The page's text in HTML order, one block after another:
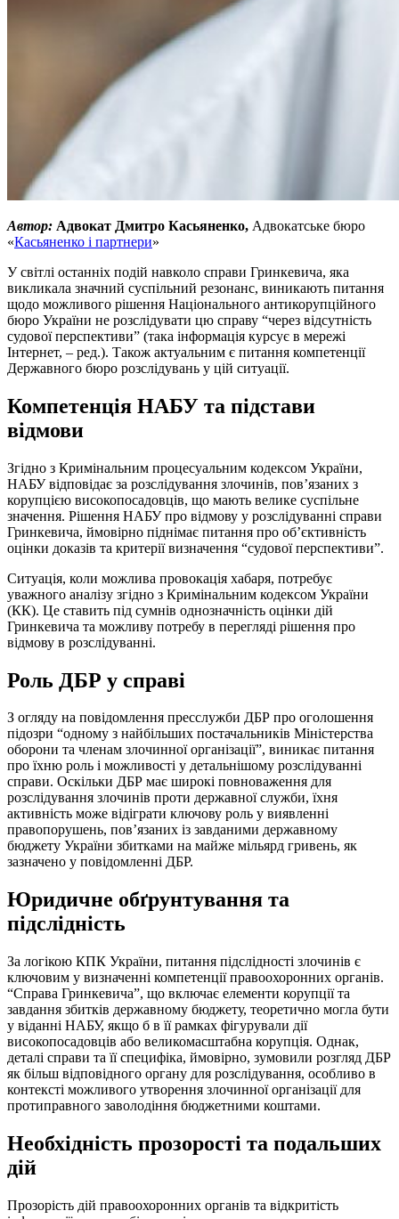
Автор: Адвокат Дмитро Касьяненко, Адвокатське бюро
«Касьяненко і партнери»
У світлі останніх подій навколо справи Гринкевича, яка
викликала значний суспільний резонанс, виникають питання
щодо можливого рішення Національного антикорупційного
бюро України не розслідувати цю справу “через відсутність
судової перспективи” (така інформація курсує в мережі
Інтернет, – ред.). Також актуальним є питання компетенції
Державного бюро розслідувань у цій ситуації.
Компетенція НАБУ та підстави
відмови
Згідно з Кримінальним процесуальним кодексом України,
НАБУ відповідає за розслідування злочинів, пов’язаних з
корупцією високопосадовців, що мають велике суспільне
значення. Рішення НАБУ про відмову у розслідуванні справи
Гринкевича, ймовірно піднімає питання про об’єктивність
оцінки доказів та критерії визначення “судової перспективи”.
Ситуація, коли можлива провокація хабаря, потребує
уважного аналізу згідно з Кримінальним кодексом України
(КК). Це ставить під сумнів однозначність оцінки дій
Гринкевича та можливу потребу в перегляді рішення про
відмову в розслідуванні.
Роль ДБР у справі
З огляду на повідомлення пресслужби ДБР про оголошення
підозри “одному з найбільших постачальників Міністерства
оборони та членам злочинної організації”, виникає питання
про їхню роль і можливості у детальнішому розслідуванні
справи. Оскільки ДБР має широкі повноваження для
розслідування злочинів проти державної служби, їхня
активність може відіграти ключову роль у виявленні
правопорушень, пов’язаних із завданими державному
бюджету України збитками на майже мільярд гривень, як
зазначено у повідомленні ДБР.
Юридичне обґрунтування та
підслідність
За логікою КПК України, питання підслідності злочинів є
ключовим у визначенні компетенції правоохоронних органів.
“Справа Гринкевича”, що включає елементи корупції та
завдання збитків державному бюджету, теоретично могла бути
у віданні НАБУ, якщо б в її рамках фігурували дії
високопосадовців або великомасштабна корупція. Однак,
деталі справи та її специфіка, ймовірно, зумовили розгляд ДБР
як більш відповідного органу для розслідування, особливо в
контексті можливого утворення злочинної організації для
протиправного заволодіння бюджетними коштами.
Необхідність прозорості та подальших
дій
Прозорість дій правоохоронних органів та відкритість